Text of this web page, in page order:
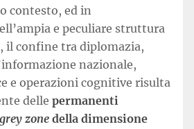
contesto, ed in
e peculiare struttura
il confine tra diplomazia,
nazionale,
e operazioni cognitive risulta
delle permanenti
grey zone della dimensione